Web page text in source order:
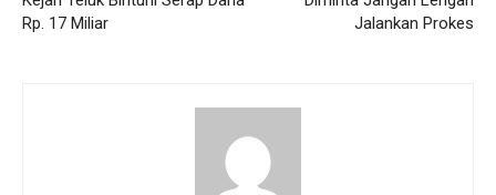
Rp. 17 Miliar
Jalankan Prokes